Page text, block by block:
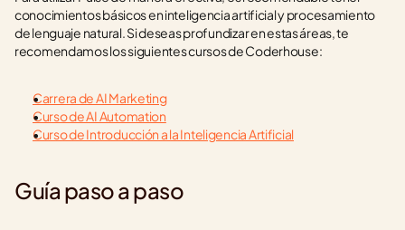
conocimientos básicos en inteligencia artificial y procesamiento
de lenguaje natural. Si deseas profundizar en estas áreas, te
recomendamos los siguientes cursos de Coderhouse:
Carrera de AI Marketing
Curso de AI Automation
Curso de Introducción a la Inteligencia Artificial
Guía paso a paso